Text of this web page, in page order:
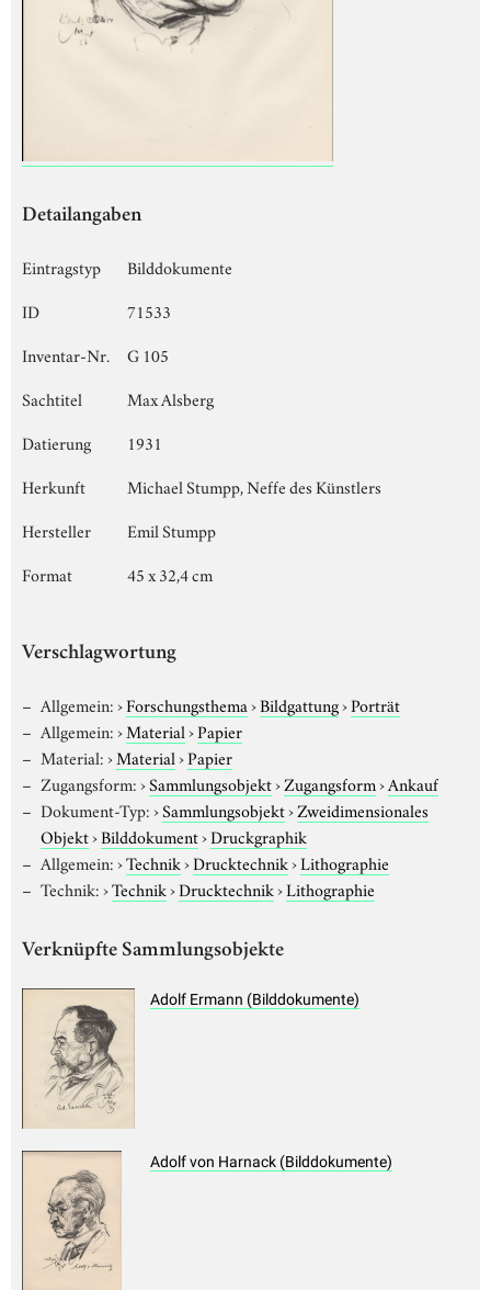
Detailangaben
Eintragstyp
Bilddokumente
ID
71533
Inventar-Nr.
G 105
Sachtitel
Max Alsberg
Datierung
1931
Herkunft
Michael Stumpp, Neffe des Künstlers
Hersteller
Emil Stumpp
Format
45 x 32,4 cm
Verschlagwortung
Allgemein:›Forschungsthema›Bildgattung›Porträt
Allgemein:›Material›Papier
Material:›Material›Papier
Zugangsform:›Sammlungsobjekt›Zugangsform›Ankauf
Dokument-Typ:›Sammlungsobjekt›Zweidimensionales
Objekt›Bilddokument›Druckgraphik
Allgemein:›Technik›Drucktechnik›Lithographie
Technik:›Technik›Drucktechnik›Lithographie
Verknüpfte Sammlungsobjekte
Adolf Ermann (Bilddokumente)
Adolf von Harnack (Bilddokumente)